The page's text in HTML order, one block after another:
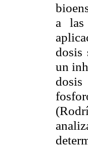
a las
dosis
un